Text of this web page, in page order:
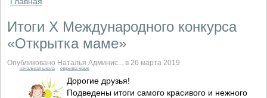
Итоги X Международного конкурса
«Открытка маме»
Опубликовано Наталья Админис... в 26 марта 2019
начальная школа открытка маме
Дорогие друзья!
Подведены итоги самого красивого и нежного